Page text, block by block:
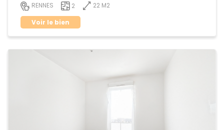
RENNES 2
22 M2
Voir le bien